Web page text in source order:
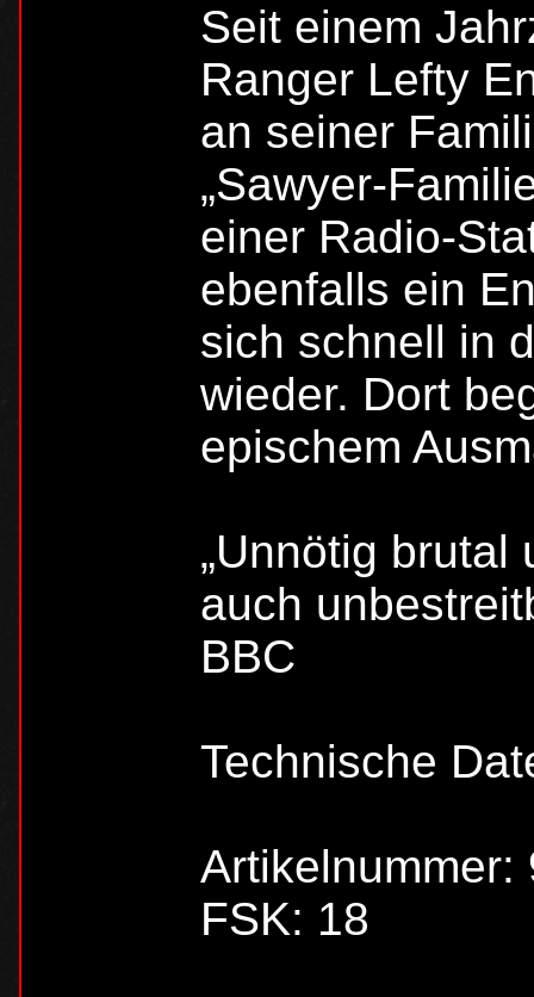
Seit einem
Ranger Lefty
an seiner
„Sawyer-
einer Radio-
ebenfalls ein
sich schnell in
wieder. Dort
epischem
„Unnötig brutal
auch
BBC
Technische
Artikelnummer:
FSK: 18